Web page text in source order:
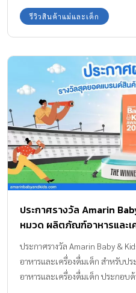
รีวิวสินค้าแม่และเด็ก
ประกาศรางวัล Amarin
หมวด ผลิตภัณฑ์อาหารและเ
ประกาศรางวัล Amarin Baby &
อาหารและเครื่องดื่มเด็ก สำหรับ
อาหารและเครื่องดื่มเด็ก ประกอบ